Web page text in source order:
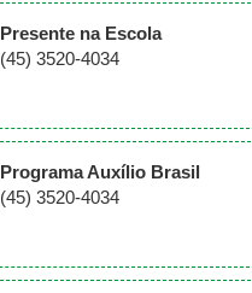
Presente na Escola
(45) 3520-4034
Programa Auxílio Brasil
(45) 3520-4034